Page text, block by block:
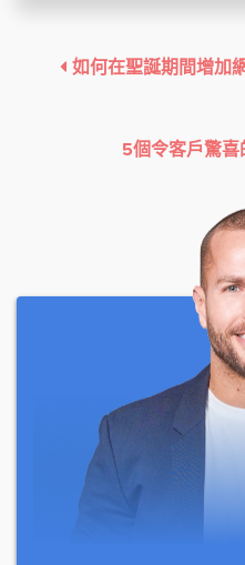
如何在聖誕期間增加
5個令客戶驚